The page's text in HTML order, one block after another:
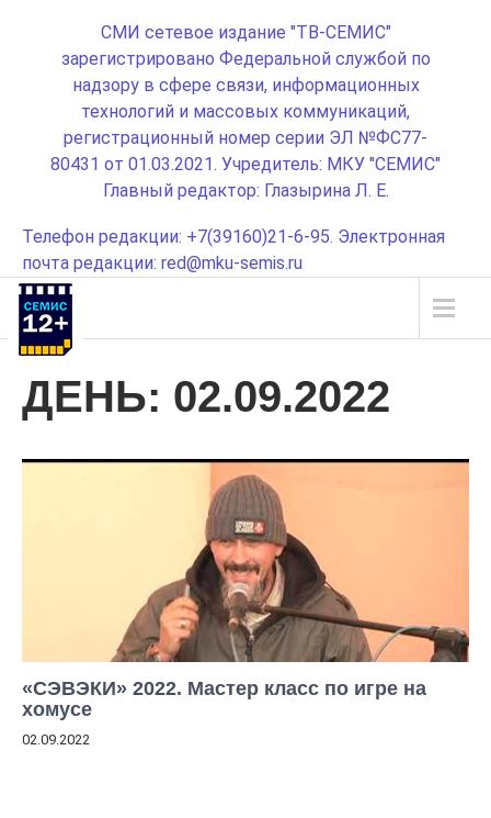
СМИ сетевое издание "ТВ-СЕМИС"
зарегистрировано Федеральной службой по
надзору в сфере связи, информационных
технологий и массовых коммуникаций,
регистрационный номер серии ЭЛ №ФС77-
80431 от 01.03.2021. Учредитель: МКУ "СЕМИС"
Главный редактор: Глазырина Л. Е.
Телефон редакции: +7(39160)21-6-95. Электронная
почта редакции: red@mku-semis.ru
ДЕНЬ: 02.09.2022
«СЭВЭКИ» 2022. Мастер класс по игре на
хомусе
02.09.2022